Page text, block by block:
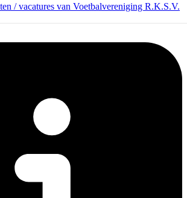
/ vacatures van Voetbalvereniging R.K.S.V.